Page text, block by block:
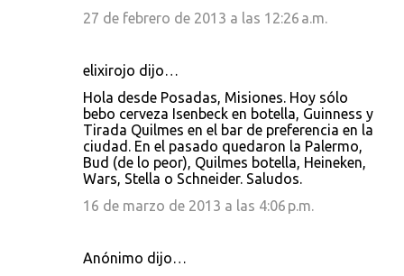
27 de febrero de 2013 a las 12:26 a.m.
elixirojo dijo…
Hola desde Posadas, Misiones. Hoy sólo
bebo cerveza Isenbeck en botella, Guinness y
Tirada Quilmes en el bar de preferencia en la
ciudad. En el pasado quedaron la Palermo,
Bud (de lo peor), Quilmes botella, Heineken,
Wars, Stella o Schneider. Saludos.
16 de marzo de 2013 a las 4:06 p.m.
Anónimo dijo…